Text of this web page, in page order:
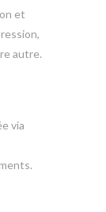
et
autre.
via